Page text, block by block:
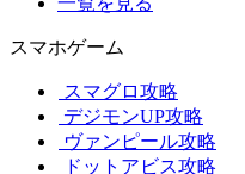
スマホゲーム
スマグロ攻略
デジモンUP攻略
ヴァンピール攻略
ドットアビス攻略